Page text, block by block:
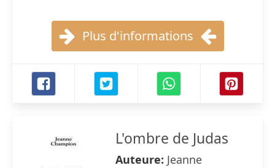
Plus d'informations
L'ombre de Judas
Auteure: Jeanne